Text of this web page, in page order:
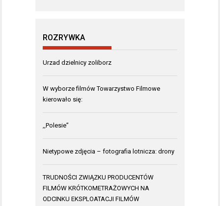
ROZRYWKA
Urzad dzielnicy zoliborz
W wyborze filmów Towarzystwo Filmowe
kierowało się:
,,Polesie”
Nietypowe zdjęcia – fotografia lotnicza: drony
TRUDNOŚCI ZWIĄZKU PRODUCENTÓW
FILMÓW KRÓTKOMETRAŻOWYCH NA
ODCINKU EKSPLOATACJI FILMÓW